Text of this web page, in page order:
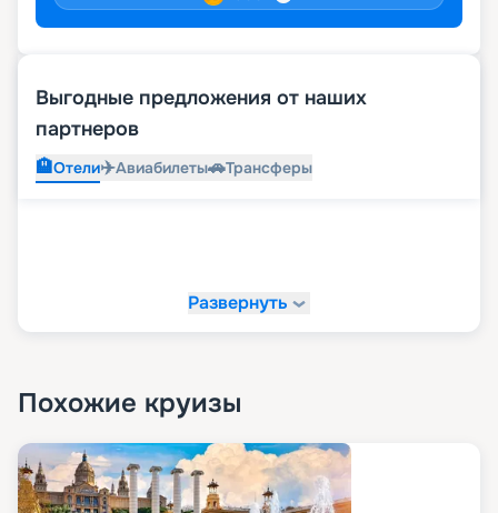
Выгодные предложения от наших
партнеров
🏨Отели✈️Авиабилеты🚗Трансферы
Развернуть
Похожие круизы